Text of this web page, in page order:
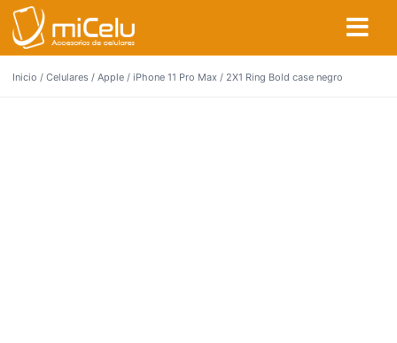
Inicio / Celulares / Apple / iPhone 11 Pro Max / 2X1 Ring Bold case negro